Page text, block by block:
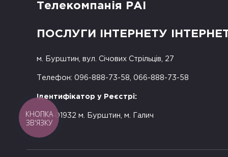
Телекомпанія РАІ
ПОСЛУГИ ІНТЕРНЕТУ
м. Бурштин, вул. Січових Стрільців, 27
Телефон: 096-888-73-58, 066-888-73-58
Ідентифікатор у Реєстрі:
R50-01932 м. Бурштин, м. Галич
КНОПКА
ЗВ'ЯЗКУ